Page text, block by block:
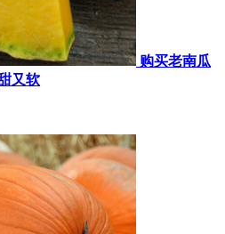
购买老南瓜
又软